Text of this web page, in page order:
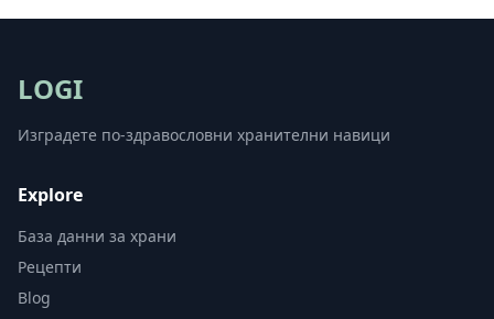
LOGI
Изградете по-здравословни хранителни навици
Explore
База данни за храни
Рецепти
Blog